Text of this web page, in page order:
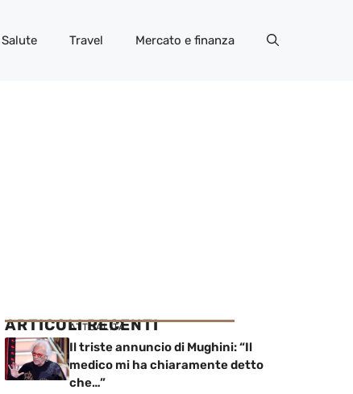
Salute Travel Mercato e finanza
ARTICOLI RECENTI
ATTUALITÀ
Il triste annuncio di Mughini: “Il
medico mi ha chiaramente detto
che…”